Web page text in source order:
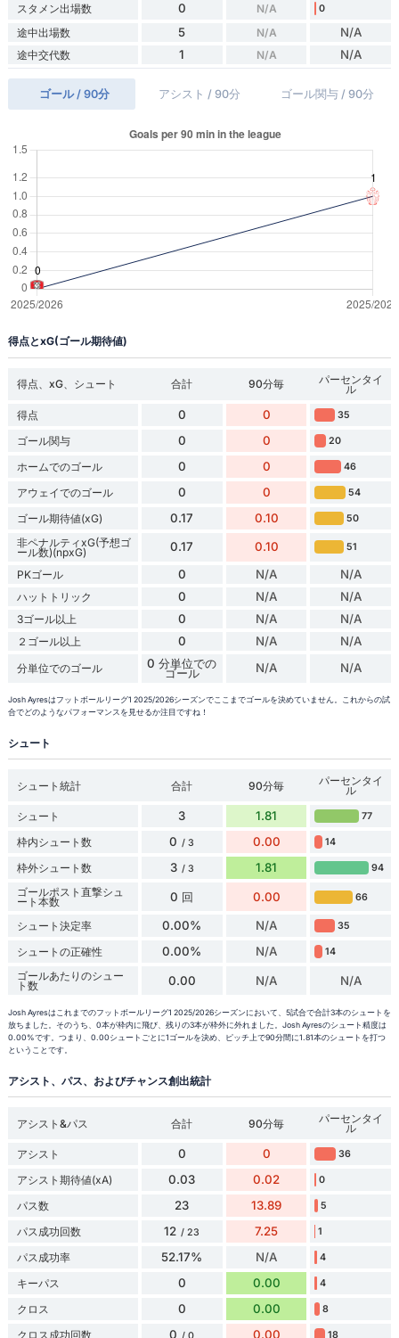
スタメン出場数 0 N/A 0
途中出場数 5 N/A N/A
途中交代数 1 N/A N/A
ゴール / 90分 アシスト / 90分 ゴール関与 / 90分
得点とxG(ゴール期待値)
得点、xG、シュート 合計 90分毎 パーセンタイ
ル
得点
0 0 35
ゴール関与 0 0 20
ホームでのゴール 0 0 46
アウェイでのゴール 0 0 54
ゴール期待値(xG) 0.17 0.10 50
非ペナルティxG(予想ゴ
ール数)(npxG) 0.17 0.10 51
PKゴール 0 N/A N/A
ハットトリック 0 N/A N/A
3ゴール以上 0 N/A N/A
２ゴール以上 0 N/A N/A
分単位でのゴール 0 分単位での
ゴール N/A N/A
Josh Ayresはフットボールリーグ1 2025/2026シーズンでここまでゴールを決めていません。これからの試
合でどのようなパフォーマンスを見せるか注目ですね！
シュート
シュート統計 合計 90分毎 パーセンタイ
ル
シュート
3 1.81 77
枠内シュート数 0 / 3 0.00 14
枠外シュート数 3 / 3 1.81 94
ゴールポスト直撃シュ
ート本数 0 回 0.00 66
シュート決定率 0.00% N/A 35
シュートの正確性 0.00% N/A 14
ゴールあたりのシュー
ト数 0.00 N/A N/A
Josh Ayresはこれまでのフットボールリーグ1 2025/2026シーズンにおいて、5試合で合計3本のシュートを
放ちました。そのうち、0本が枠内に飛び、残りの3本が枠外に外れました。Josh Ayresのシュート精度は
0.00%です。つまり、0.00シュートごとに1ゴールを決め、ピッチ上で90分間に1.81本のシュートを打つ
ということです。
アシスト、パス、およびチャンス創出統計
アシスト&パス 合計 90分毎 パーセンタイ
ル
アシスト
0 0 36
アシスト期待値(xA) 0.03 0.02 0
パス数 23 13.89 5
パス成功回数 12 / 23 7.25 1
パス成功率 52.17% N/A 4
キーパス 0 0.00 4
クロス 0 0.00 8
クロス成功回数 0 / 0 0.00 18